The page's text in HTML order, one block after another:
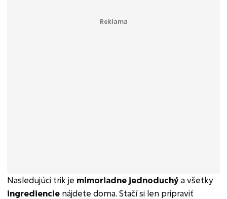
Nasledujúci trik je mimoriadne jednoduchýa všetky
ingrediencie nájdete doma. Stačí si len pripraviť